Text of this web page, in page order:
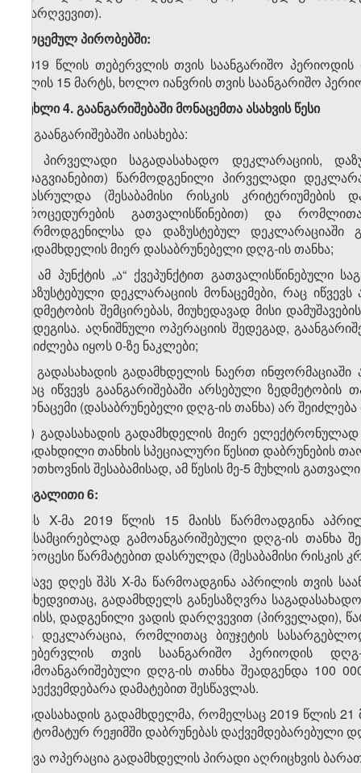
დარღვევით).
მოცემულ პირობებში:
2019 წლის თებერვლის თვის საანგარიშო პერიოდის
წლის 15 მარტს, ხოლო იანვრის თვის საანგარიშო
მუხლი 4. გაანგარიშებაში მონაცემთა ასახვის წესი
1. გაანგარიშებაში აისახება:
ა) პირველადი საგადასახადო დეკლარაციის,
(დაგვიანებით) წარმოდგენილი პირველადი
დასრულდა (შესაბამისი რისკის
პროცედურების გათვალისწინებით) და
წარმოდგენილსა და დაზუსტებულ დეკლარაციაში
გადამხდელის მიერ დასაბრუნებელი დღგ-ის თანხა;
ბ) ამ პუნქტის „ა“ ქვეპუნქტით გათვალისწინებული
დაზუსტებული დეკლარაციის მონაცემები, რაც
ზედმეტობის შემცირებას, მიუხედავად მისი
შედეგისა. აღნიშნული ოპერაციის შედეგად,
შეიძლება იყოს 0-ზე ნაკლები;
გ) გადასახადის გადამხდელის ნაერთ
რაც იწვევს გაანგარიშებაში არსებული ზედმეტობის
მონაცემი (დასაბრუნებელი დღგ-ის თანხა) არ
დ) გადასახადის გადამხდელის მიერ
გადახდილი თანხის სპეციალური წესით დაბრუნების
მოთხოვნის შესაბამისად, ამ წესის მე-5 მუხლის
მაგალითი 6:
შპს X-მა 2019 წლის 15 მაისს წარმოადგინა
შესამცირებლად გამოანგარიშებული დღგ-ის თანხა
პროცესი წარმატებით დასრულდა (შესაბამისი რისკის
ამავე დღეს შპს X-მა წარმოადგინა აპრილის თვის
მიხედვითაც, გადამხდელს განესაზღვრა
მაისს, დადგენილი ვადის დარღვევით (პირველადი),
ის დეკლარაცია, რომლითაც ბიუჯეტის
თებერვლის თვის საანგარიშო პერიოდის
გამოანგარიშებული დღგ-ის თანხა შეადგენდა 100
დაექვემდებარა დამატებით შესწავლას.
გადასახადის გადამხდელმა, რომელსაც 2019 წლის
ავტომატურ რეჟიმში დაბრუნებას
სხვა ოპერაცია გადამხდელის პირადი აღრიცხვის